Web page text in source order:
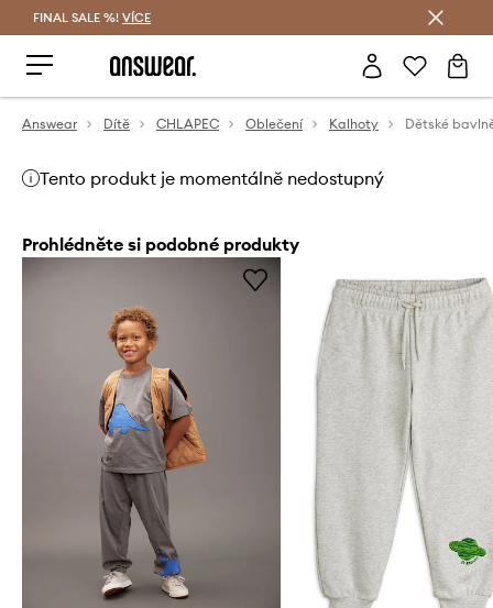
FINAL SALE %! VÍCE
Answear Dítě CHLAPEC Oblečení Kalhoty
Tento produkt je momentálně nedostupný
Prohlédněte si podobné produkty